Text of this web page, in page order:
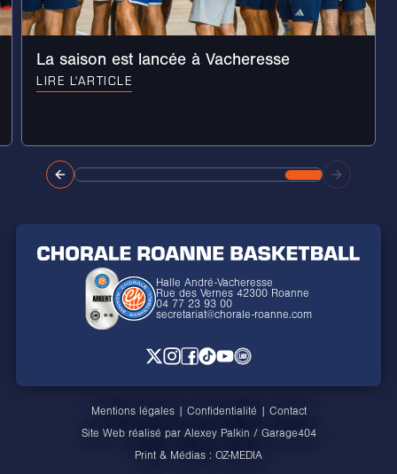
La saison est lancée à Vacheresse
LIRE L'ARTICLE
Halle André-Vacheresse
Rue des Vernes 42300 Roanne
04 77 23 93 00
secretariat@chorale-roanne.com
Mentions légales| Confidentialité
Contact
Site Web réalisé par Alexey Palkin / Garage404
Print & Médias : OZ-MEDIA